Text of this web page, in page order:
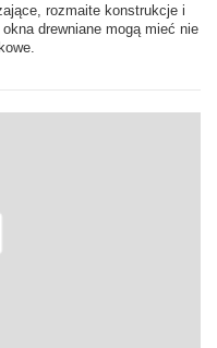
rozmaite konstrukcje i
drewniane mogą mieć nie